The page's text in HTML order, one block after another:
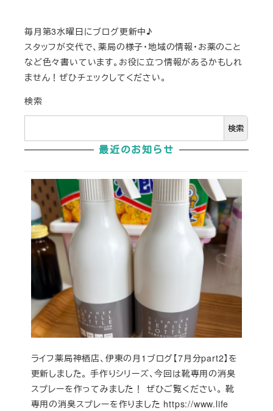
毎月第3水曜日にブログ更新中♪
スタッフが交代で、薬局の様子・地域の情報・お薬のこと
など色々書いています。お役に立つ情報があるかもしれ
ません！ぜひチェックしてください。
検索
検索
最近のお知らせ
ライフ薬局神栖店、伊東の月1ブログ【7月分part2】を
更新しました。 手作りシリーズ、今回は靴専用の消臭
スプレーを作ってみました！ ぜひご覧ください。 靴
専用の消臭スプレーを作りました https://www.life